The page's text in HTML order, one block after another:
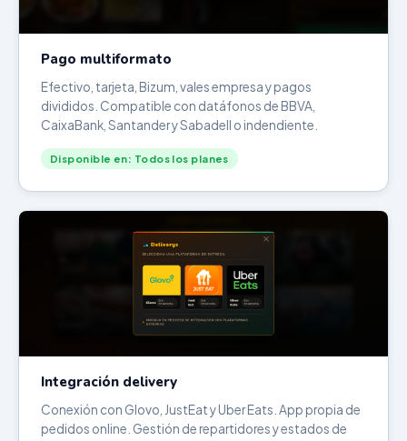
Pago multiformato
Efectivo, tarjeta, Bizum, vales empresa y pagos
divididos. Compatible con datáfonos de BBVA,
CaixaBank, Santander y Sabadell o indendiente.
Disponible en: Todos los planes
Integración delivery
Conexión con Glovo, JustEat y Uber Eats. App propia de
pedidos online. Gestión de repartidores y estados de